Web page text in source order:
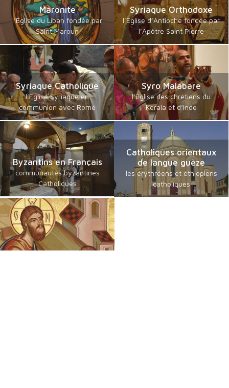
Maronite
l’Eglise du Liban fondée par
Saint Maroun
Syriaque Orthodoxe
l’Eglise d’Antioche fondée par
l’Apôtre Saint Pierre
Syriaque Catholique
l’Eglise Syriaque en
communion avec Rome
Syro Malabare
l’Eglise des chrétiens du
Kerala et d’Inde
Byzantins en Français
communautés byzantines
Catholiques
Catholiques orientaux
de langue guèze
les érythréens et éthiopiens
catholiques